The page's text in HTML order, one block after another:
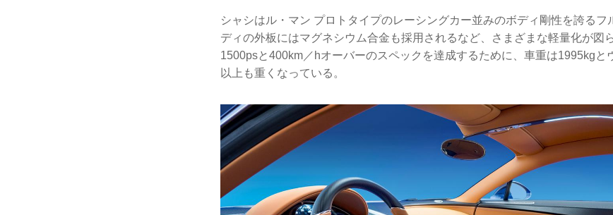
シャシはル・マン プロトタイプのレーシングカー並みのボディ剛性を誇るフ
ディの外板にはマグネシウム合金も採用されるなど、さまざまな軽量化が図
1500psと400km／hオーバーのスペックを達成するために、車重は1995kgと
以上も重くなっている。